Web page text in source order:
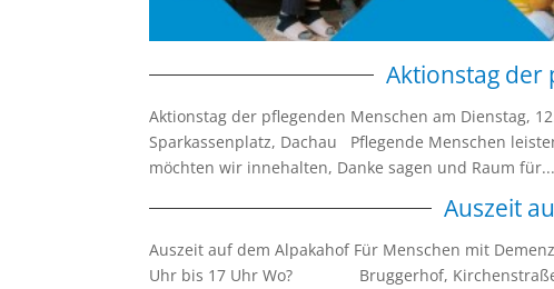
Aktionstag der
Aktionstag der pflegenden Menschen am Dienstag,
Sparkassenplatz, Dachau Pflegende Menschen
möchten wir innehalten, Danke sagen und Raum für...
Auszeit
Auszeit auf dem Alpakahof Für Menschen mit
Uhr bis 17 Uhr Wo? Bruggerhof, Kirchenstraße